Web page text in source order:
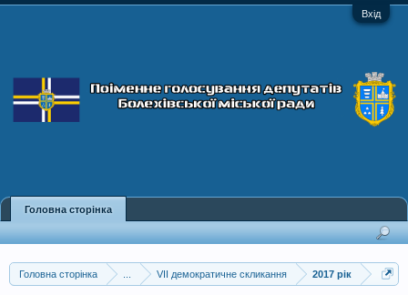
Вхід
Головна сторінка VII демократичне скликання 2017 рік
Головна сторінка